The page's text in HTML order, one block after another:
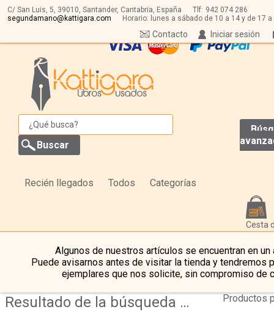
C/ San Luis, 5, 39010, Santander, Cantabria, España Tlf: 942 074 286
segundamano@kattigara.com
Horario: lunes a sábado de 10 a 14 y de 17 a
Iniciar sesión
Contacto
Recién llegados Todos Categorías
Cesta
Algunos de nuestros artículos se encuentran en un
Puede avisarnos antes de visitar la tienda y tendremos
ejemplares que nos solicite, sin compromiso de
Resultado de la búsqueda de coleccion cuentos y cuentistas de cantabria
Productos